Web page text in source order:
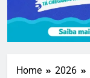
Home 2026